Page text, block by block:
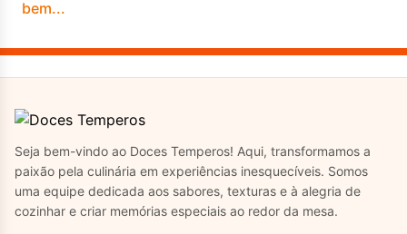
Seja bem-vindo ao Doces Temperos! Aqui, transformamos a
paixão pela culinária em experiências inesquecíveis. Somos
uma equipe dedicada aos sabores, texturas e à alegria de
cozinhar e criar memórias especiais ao redor da mesa.